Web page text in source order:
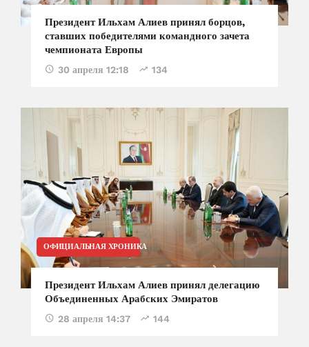
Президент Ильхам Алиев принял борцов,
ставших победителями командного зачета
чемпионата Европы
30 апреля 12:18 134
ОФИЦИАЛЬНАЯ ХРОНИКА
Президент Ильхам Алиев принял делегацию
Объединенных Арабских Эмиратов
28 апреля 14:37 144